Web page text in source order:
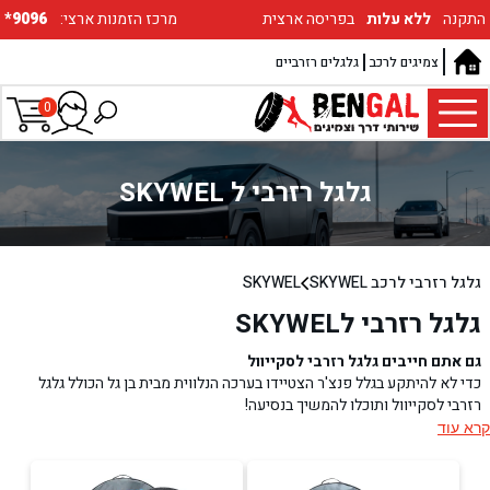
*9096 :מרכז הזמנות ארצי התקנה ללא עלות בפריסה ארצית
גלגלים רזרביים צמיגים לרכב
0
גלגל רזרבי ל SKYWEL
גלגל רזרבי לרכב SKYWEL SKYWEL
גלגל רזרבי לSKYWEL
גם אתם חייבים גלגל רזרבי לסקייוול
כדי לא להיתקע בגלל פנצ'ר הצטיידו בערכה הנלווית מבית בן גל הכולל גלגל
רזרבי לסקייוול ותוכלו להמשיך בנסיעה!
מצד אחד רמת האבזור של כל כלי הרכב נמצאת במגמת עלייה. מצד שני לא בכל
אתכם לפרק זמן ממושך. לכן, אנחנו ממליצים בחום להצטייד בו, ובעצם להזמין
קרא עוד